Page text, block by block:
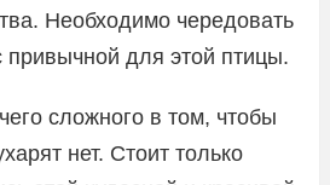
Необходимо чередовать
для этой птицы.
сложного в том, чтобы
нет. Стоит только